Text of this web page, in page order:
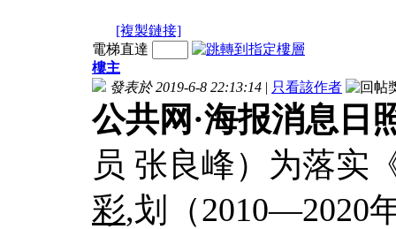
[複製鏈接]
電梯直達
樓主
發表於 2019-6-8 22:13:14 | 只看該作者
公共网·海报消息日
员 张良峰）为落实
彩,划（2010—2020